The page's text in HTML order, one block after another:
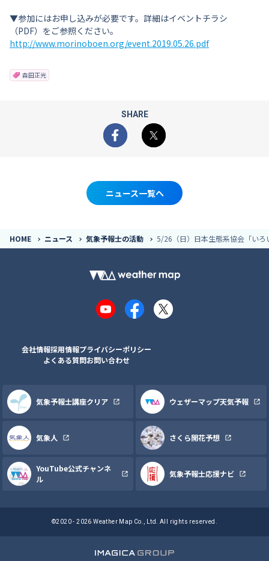
▼参加にはお申し込みが必要です。詳細はイベントチラシ
（PDF）をご参照ください。
http://www.morinoboen.org/event.2019.05.26.pdf
森田正光
SHARE
Facebook
X
ニュース一覧へ
HOME ニュース 気象予報士の活動 5/26（日）日本生態系協会「い
YouTubeFacebook
X
会社情報採用情報プライバシーポリシー
よくある質問お問い合わせ
気象予報士講座クリア ウェザーマップ天気予報
気象人 さくら開花予想
YouTube公式チャンネ
ル
気象予報士応援ナビ
©2020 - 2026 Weather Map Co., Ltd. All rights reserved.